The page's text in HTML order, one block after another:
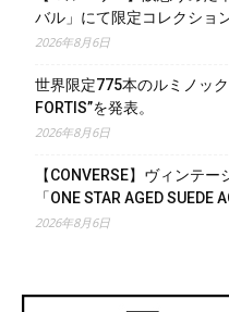
バル」にて限定コレクショ
2026年8月6日
世界限定775本のルミノッ
FORTIS”を発表。
2026年8月6日
【CONVERSE】ヴィンテ
「ONE STAR AGED
2026年8月6日